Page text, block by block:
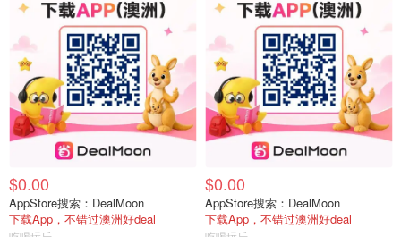
$0.00
AppStore搜索：DealMoon
下载App，不错过澳洲好deal
$0.00
AppStore搜索：DealMoon
下载App，不错过澳洲好deal